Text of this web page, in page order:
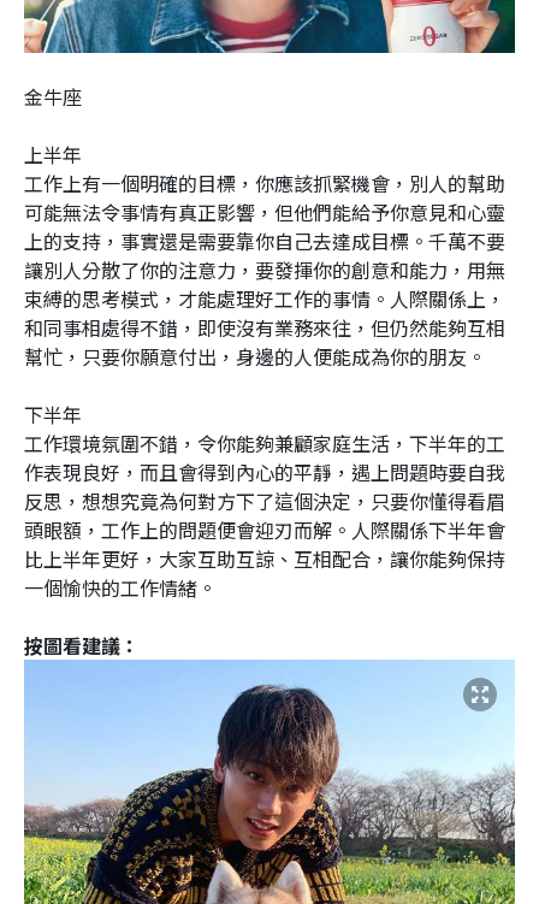
金牛座
上半年
工作上有一個明確的目標，你應該抓緊機會，別人的幫助
可能無法令事情有真正影響，但他們能給予你意見和心靈
上的支持，事實還是需要靠你自己去達成目標。千萬不要
讓別人分散了你的注意力，要發揮你的創意和能力，用無
束縛的思考模式，才能處理好工作的事情。人際關係上，
和同事相處得不錯，即使沒有業務來往，但仍然能夠互相
幫忙，只要你願意付出，身邊的人便能成為你的朋友。
下半年
工作環境氛圍不錯，令你能夠兼顧家庭生活，下半年的工
作表現良好，而且會得到內心的平靜，遇上問題時要自我
反思，想想究竟為何對方下了這個決定，只要你懂得看眉
頭眼額，工作上的問題便會迎刃而解。人際關係下半年會
比上半年更好，大家互助互諒、互相配合，讓你能夠保持
一個愉快的工作情緒。
按圖看建議：